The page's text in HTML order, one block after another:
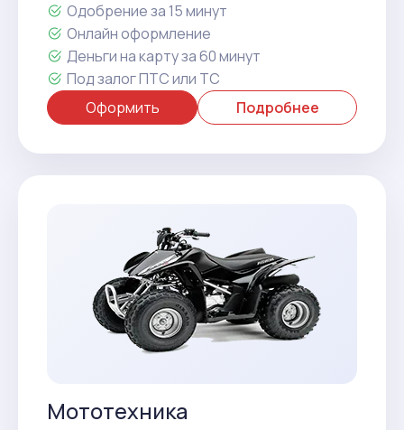
Одобрение за 15 минут
Онлайн оформление
Деньги на карту за 60 минут
Под залог ПТС или ТС
Оформить
Подробнее
Мототехника